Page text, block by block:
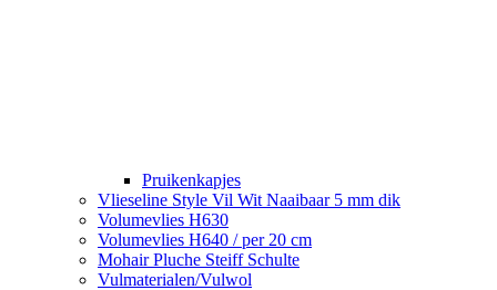
Pruikenkapjes
Vlieseline Style Vil Wit Naaibaar 5 mm dik
Volumevlies H630
Volumevlies H640 / per 20 cm
Mohair Pluche Steiff Schulte
Vulmaterialen/Vulwol